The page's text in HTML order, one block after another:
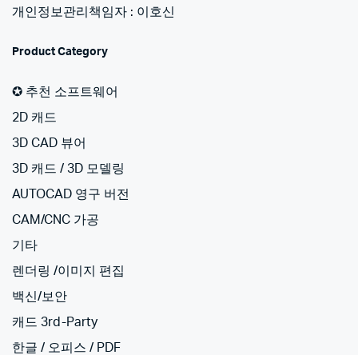
개인정보관리책임자 : 이호신
Product Category
✪ 추천 소프트웨어
2D 캐드
3D CAD 뷰어
3D 캐드 / 3D 모델링
AUTOCAD 영구 버전
CAM/CNC 가공
기타
렌더링 /이미지 편집
백신/보안
캐드 3rd-Party
한글 / 오피스 / PDF